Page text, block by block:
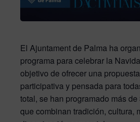
El Ajuntament de Palma ha
programa para celebrar la
objetivo de ofrecer una
participativa y pensada para
total, se han programado más
que combinan tradición, cultura,